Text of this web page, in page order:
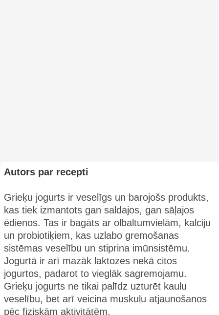
Autors par recepti
Grieķu jogurts ir veselīgs un barojošs produkts,
kas tiek izmantots gan saldajos, gan sāļajos
ēdienos. Tas ir bagāts ar olbaltumvielām, kalciju
un probiotiķiem, kas uzlabo gremošanas
sistēmas veselību un stiprina imūnsistēmu.
Jogurtā ir arī mazāk laktozes nekā citos
jogurtos, padarot to vieglāk sagremojamu.
Grieķu jogurts ne tikai palīdz uzturēt kaulu
veselību, bet arī veicina muskuļu atjaunošanos
pēc fiziskām aktivitātēm​.